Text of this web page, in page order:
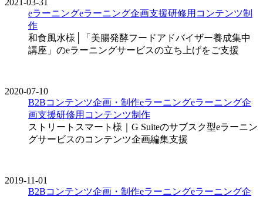
eラーニングeラーニング企画支援研修用コンテンツ制
作
和食風水様│「美腸発酵フードアドバイザー養成集中
講座」のeラーニングサービスの立ち上げをご支援
2020-07-10
B2Bコンテンツ企画・制作eラーニングeラーニング企
画支援研修用コンテンツ制作
ストリートスマート様｜G Suiteのサブスク型eラーニン
グサービスのコンテンツ企画編集支援
2019-11-01
B2Bコンテンツ企画・制作eラーニングeラーニング企